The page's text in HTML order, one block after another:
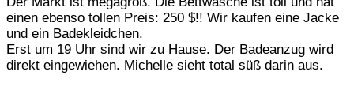
einen ebenso tollen Preis: 250 $!! Wir kaufen eine Jacke
und ein Badekleidchen.
Erst um 19 Uhr sind wir zu Hause. Der Badeanzug wird
direkt eingewiehen. Michelle sieht total süß darin aus.